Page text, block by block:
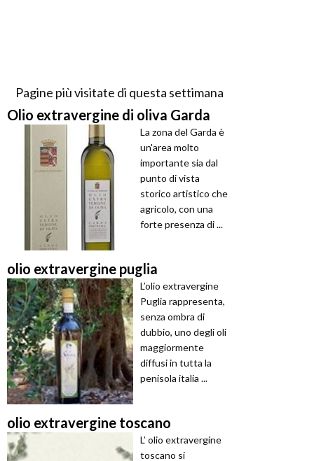
Pagine più visitate di questa settimana
Olio extravergine di oliva Garda
La zona del Garda è
un'area molto
importante sia dal
punto di vista
storico artistico che
agricolo, con una
forte presenza di ...
olio extravergine puglia
L’olio extravergine
Puglia rappresenta,
senza ombra di
dubbio, uno degli oli
maggiormente
diffusi in tutta la
penisola italia ...
olio extravergine toscano
L’ olio extravergine
toscano si